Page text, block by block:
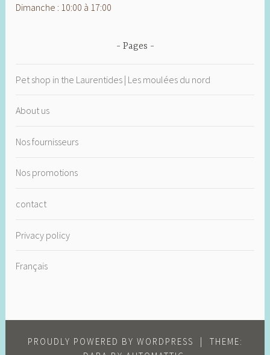
Dimanche : 10:00 à 17:00
Pages
Pet shop in the Laurentides | Les moulées du nord
About us
Nos fournisseurs
Nos promotions
contact
Privacy policy
Français
PROUDLY POWERED BY WORDPRESS |
THEME: